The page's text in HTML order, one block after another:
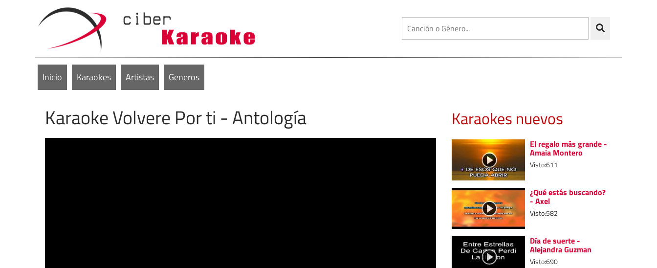
Inicio Karaokes Artistas Generos
Karaoke Volvere Por ti - Antología Karaokes nuevos
El regalo más grande -
Amaia Montero
Visto:611
¿Qué estás buscando?
- Axel
Visto:582
Día de suerte -
Alejandra Guzman
Visto:690